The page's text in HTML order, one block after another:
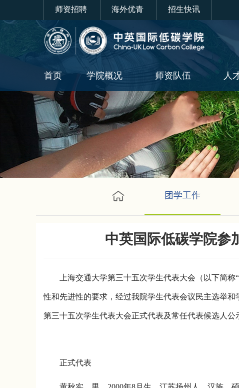
师资招聘 海外优青 招生快讯
首页 学院概况 师资队伍 人
团学工作
中英国际低碳学院参
上海交通大学第三十五次学生代表大会（以下简称
性和先进性的要求，经过我院学生代表会议民主选举和
第三十五次学生代表大会正式代表及常任代表候选人公
正式代表